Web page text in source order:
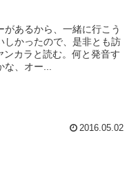
あるから、一緒に行こう
しかったので、是非とも訪
カラと読む。何と発音す
、オー...
2016.05.02